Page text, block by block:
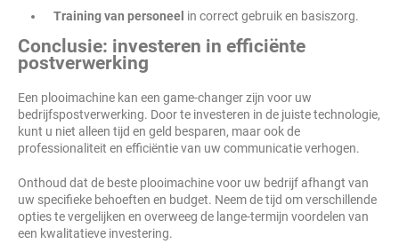
Training van personeel in correct gebruik en basiszorg.
Conclusie: investeren in efficiënte
postverwerking
Een plooimachine kan een game-changer zijn voor uw
bedrijfspostverwerking. Door te investeren in de juiste technologie,
kunt u niet alleen tijd en geld besparen, maar ook de
professionaliteit en efficiëntie van uw communicatie verhogen.
Onthoud dat de beste plooimachine voor uw bedrijf afhangt van
uw specifieke behoeften en budget. Neem de tijd om verschillende
opties te vergelijken en overweeg de lange-termijn voordelen van
een kwalitatieve investering.